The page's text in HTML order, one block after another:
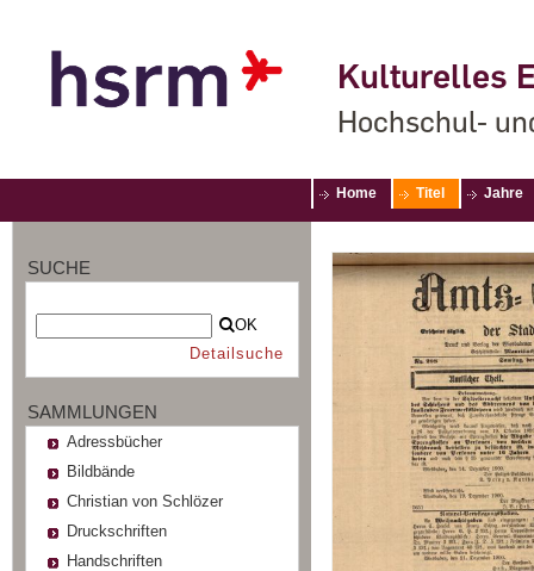
Kulturelles
Hochschul-
Home Titel Jahre
SUCHE
OK
Detailsuche
SAMMLUNGEN
Adressbücher
Bildbände
Christian von Schlözer
Druckschriften
Handschriften